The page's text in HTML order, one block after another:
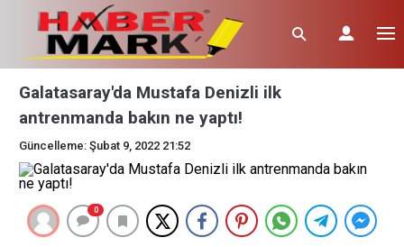
Galatasaray'da Mustafa Denizli ilk
antrenmanda bakın ne yaptı!
Güncelleme: Şubat 9, 2022 21:52
0